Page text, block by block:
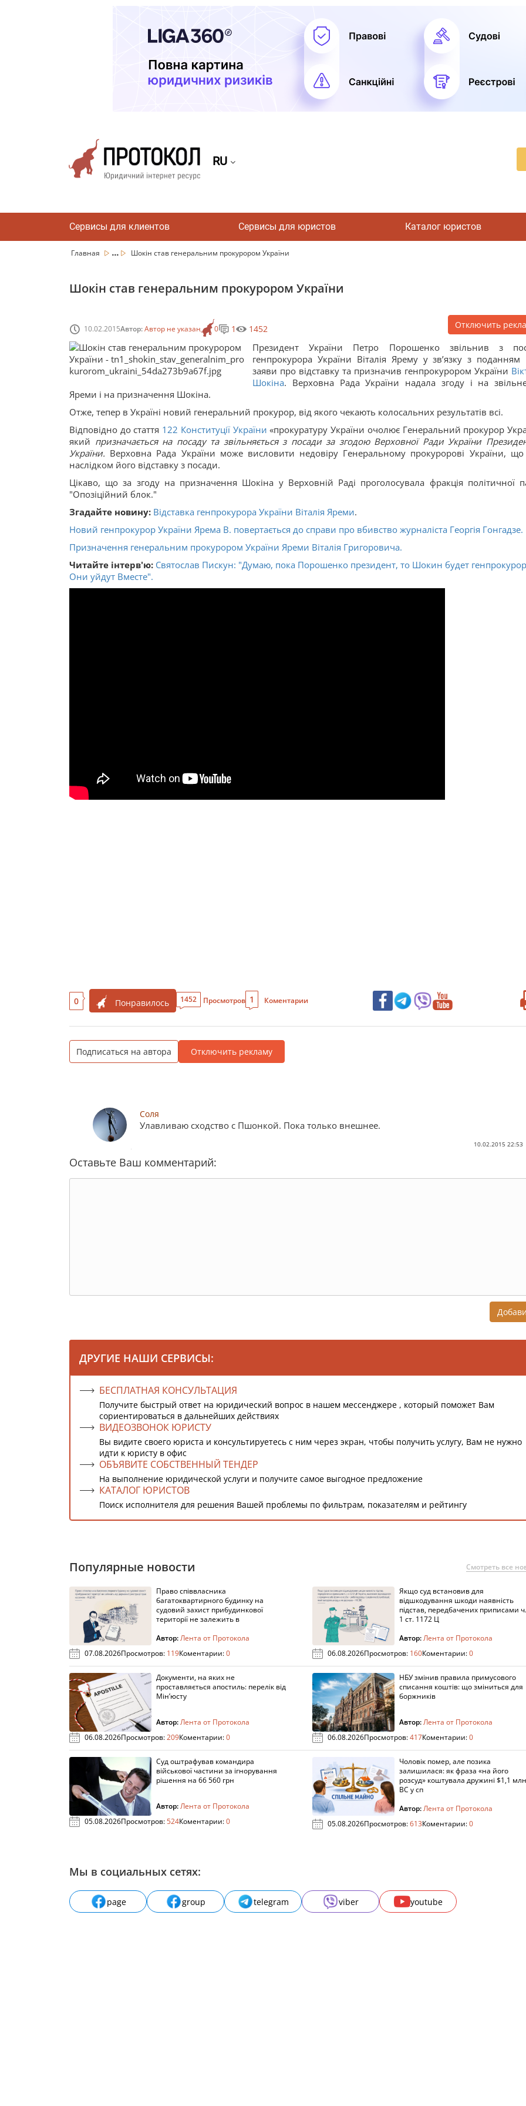
RU
Сервисы для клиентов Сервисы для юристов Каталог юристов
Главная ... Шокін став генеральним прокурором України
Шокін став генеральним прокурором України
10.02.2015Автор:Автор не указан 0 1 1452 Отключить
Президент України Петро Порошенко звільнив з
генпрокурора України Віталія Ярему у зв’язку з
заяви про відставку та призначив генпрокурором України
Шокіна. Верховна Рада України надала згоду і на
Яреми і на призначення Шокіна.
Отже, тепер в Україні новий генеральний прокурор, від якого чекають колосальних результатів всі.
Відповідно до стаття 122 Конституції України «прокуратуру України очолює Генеральний прокурор
який призначається на посаду та звільняється з посади за згодою Верховної Ради України
України. Верховна Рада України може висловити недовіру Генеральному прокуророві України,
наслідком його відставку з посади.
Цікаво, що за згоду на призначення Шокіна у Верховній Раді проголосувала фракція політичної
"Опозіційний блок."
Згадайте новину: Відставка генпрокурора України Віталія Яреми.
Новий генпрокурор України Ярема В. повертається до справи про вбивство журналіста Георгія Гонгадзе.
Призначення генеральним прокурором України Яреми Віталія Григоровича.
Читайте інтерв'ю: Святослав Пискун: "Думаю, пока Порошенко президент, то Шокин будет
Они уйдут Вместе".
0 Понравилось 1452 Просмотров 1 Коментарии
Подписаться на автора Отключить рекламу
Соля
Улавливаю сходство с Пшонкой. Пока только внешнее.
10.02.2015 22:53
Оставьте Ваш комментарий:
ДРУГИЕ НАШИ СЕРВИСЫ:
БЕСПЛАТНАЯ КОНСУЛЬТАЦИЯ
Получите быстрый ответ на юридический вопрос в нашем мессенджере , который поможет Вам
сориентироваться в дальнейших действиях
ВИДЕОЗВОНОК ЮРИСТУ
Вы видите своего юриста и консультируетесь с ним через экран, чтобы получить услугу, Вам не нужно
идти к юристу в офис
ОБЪЯВИТЕ СОБСТВЕННЫЙ ТЕНДЕР
На выполнение юридической услуги и получите самое выгодное предложение
КАТАЛОГ ЮРИСТОВ
Поиск исполнителя для решения Вашей проблемы по фильтрам, показателям и рейтингу
Популярные новости Смотреть все
Право співвласника
багатоквартирного будинку на
судовий захист прибудинкової
території не залежить в
Автор:Лента от Протокола
07.08.2026Просмотров: 119Коментарии:0
Якщо суд встановив для
відшкодування шкоди наявність
підстав, передбачених приписами ч.
1 ст. 1172 Ц
Автор:Лента от Протокола
06.08.2026Просмотров: 160Коментарии:0
Документи, на яких не
проставляється апостиль: перелік від
Мін’юсту
Автор:Лента от Протокола
06.08.2026Просмотров:209Коментарии:0
НБУ змінив правила примусового
списання коштів: що зміниться для
боржників
Автор:Лента от Протокола
06.08.2026Просмотров:417Коментарии:0
Суд оштрафував командира
військової частини за ігнорування
рішення на 66 560 грн
Автор:Лента от Протокола
05.08.2026Просмотров:524Коментарии:0
Чоловік помер, але позика
залишилася: як фраза «на його
розсуд» коштувала дружині $1,1
ВС у сп
Автор:Лента от Протокола
05.08.2026Просмотров:613Коментарии:0
Мы в социальных сетях:
page group telegram viber youtube